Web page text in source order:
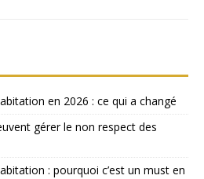
en 2026 : ce qui a changé
gérer le non respect des
: pourquoi c’est un must en